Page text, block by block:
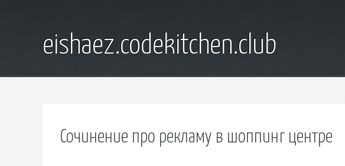
eishaez.codekitchen.club
Сочинение про рекламу в шоппинг центре